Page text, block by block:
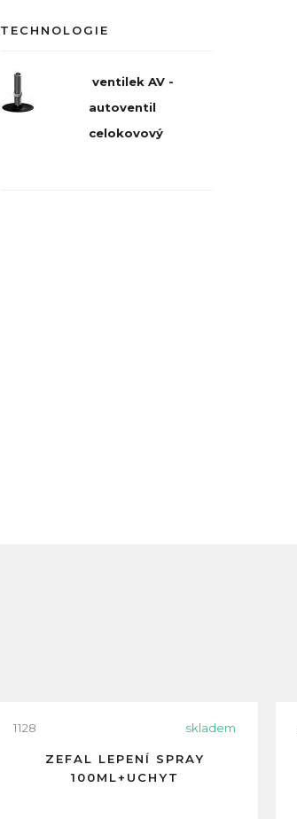
TECHNOLOGIE
ventilek AV -
autoventil
celokovový
1128 skladem
ZEFAL LEPENÍ SPRAY
100ML+UCHYT